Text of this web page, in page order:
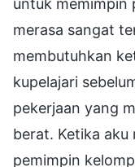
merasa sangat
membutuhkan
kupelajari
pekerjaan yang
berat. Ketika aku
pemimpin